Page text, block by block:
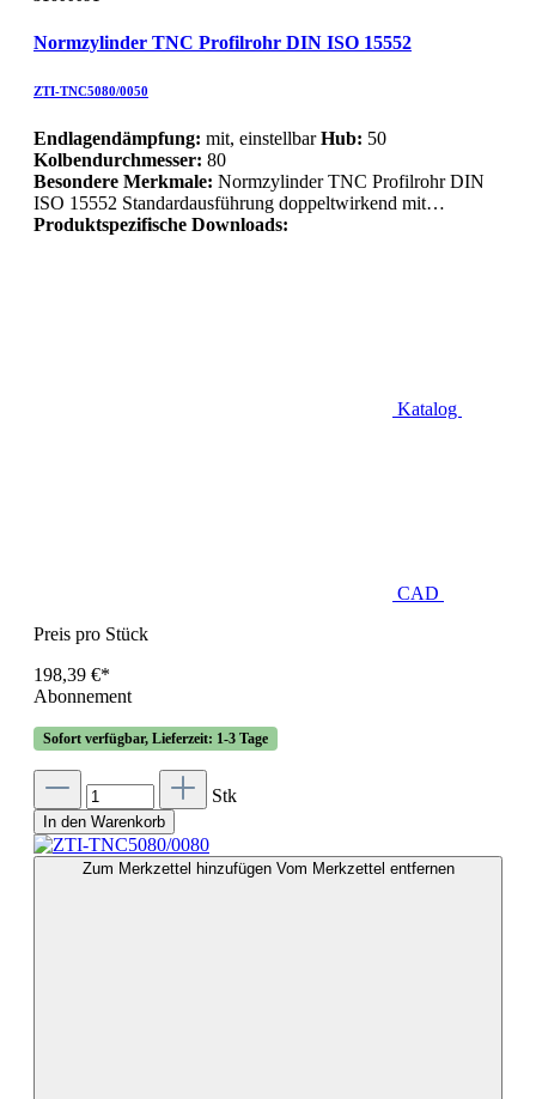
Normzylinder TNC Profilrohr DIN ISO 15552
ZTI-TNC5080/0050
Endlagendämpfung: mit, einstellbarHub: 50
Kolbendurchmesser: 80
Besondere Merkmale: Normzylinder TNC Profilrohr DIN
ISO 15552 Standardausführung doppeltwirkend mit…
Produktspezifische Downloads:
Katalog
CAD
Preis pro Stück
198,39 €*
Abonnement
Sofort verfügbar, Lieferzeit: 1-3 Tage
Stk
In den Warenkorb
Zum Merkzettel hinzufügen Vom Merkzettel entfernen